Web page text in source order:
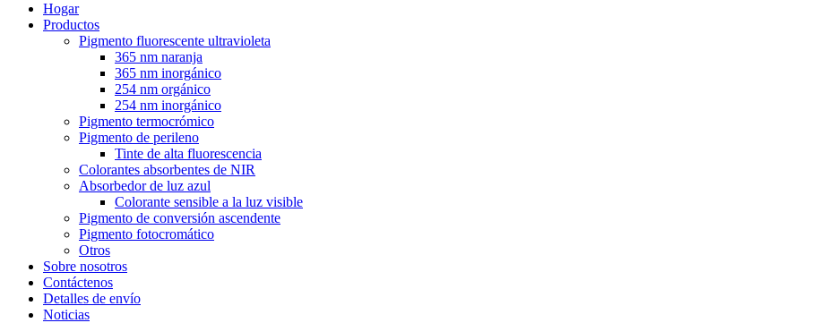
Hogar
Productos
Pigmento fluorescente ultravioleta
365 nm naranja
365 nm inorgánico
254 nm orgánico
254 nm inorgánico
Pigmento termocrómico
Pigmento de perileno
Tinte de alta fluorescencia
Colorantes absorbentes de NIR
Absorbedor de luz azul
Colorante sensible a la luz visible
Pigmento de conversión ascendente
Pigmento fotocromático
Otros
Sobre nosotros
Contáctenos
Detalles de envío
Noticias